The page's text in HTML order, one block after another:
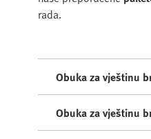
rada.
Obuka za vještinu
Obuka za vještinu